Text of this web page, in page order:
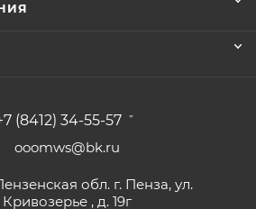
(8412) 34-55-57
ooomws@bk.ru
обл. г. Пенза, ул.
Кривозерье , д. 19г